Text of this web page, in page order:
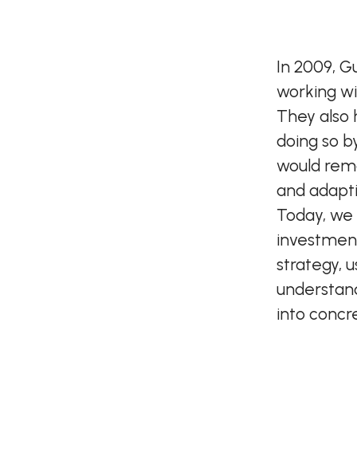
In 2009,
working
They also
doing so
would
and
Today,
strategy,
into